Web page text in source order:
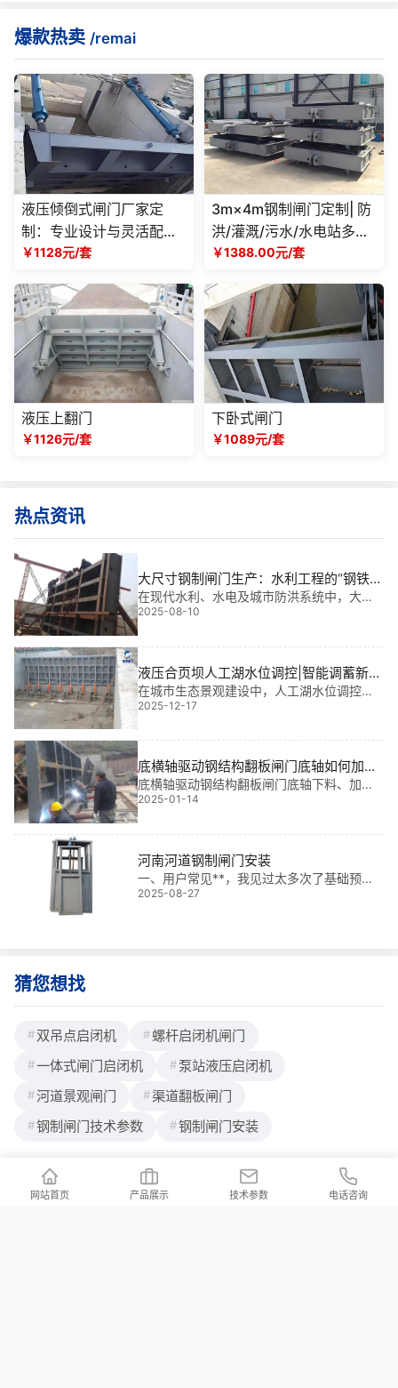
爆款热卖 /remai
液压倾倒式闸门厂家定
制：专业设计与灵活配置
的解决方案
￥1128元/套
3m×4m钢制闸门定制| 防
洪/灌溉/污水/水电站多场
景适用，厂家可按需设计
￥1388.00元/套
液压上翻门
￥1126元/套
下卧式闸门
￥1089元/套
热点资讯
大尺寸钢制闸门生产：水利工程的“钢铁卫
士”
在现代水利、水电及城市防洪系统中，大尺
寸钢制闸门如同一座座沉默的“钢铁卫士”，守
护着江河湖海的安澜。它们不仅承载着调节
水流、防洪排涝的重任，更在水电站、船
闸、蓄水工程中发挥着不可替代的作用。而
“大尺寸
2025-08-10
液压合页坝人工湖水位调控|智能调蓄新标
杆
在城市生态景观建设中，人工湖水位调控是
提升水质、美化环境、保障防洪安全的核心
安装已多年，参与过多个大型项目，深知液
压合页坝在其中的不可替代性——它不仅是
挡水
2025-12-17
底横轴驱动钢结构翻板闸门底轴如何加工
及总装
底横轴驱动钢结构翻板闸门底轴下料、加工
底轴下料如同一场精细的 “雕刻艺术”，依照
图示尺寸预留恰当加工余量，运用管料切割
机准确 “雕琢”，确保每一刀都恰到好处；借
助车床这一高精度 “机床工匠”，精细加工底
轴外表面，让其光滑如镜，同时准确打造拼
接套管配合尺寸、对接坡口，为后续拼接筑
牢根基；拼点支铰配合处不
2025-01-14
河南河道钢制闸门安装
一、用户常见**，我见过太多次了基础预埋
件偏差大，闸门装不上！河南不少河道改造
2025-08-27
猜您想找
双吊点启闭机
螺杆启闭机闸门
一体式闸门启闭机
泵站液压启闭机
河道景观闸门
渠道翻板闸门
钢制闸门技术参数
钢制闸门安装
网站首页 产品展示 技术参数 电话咨询